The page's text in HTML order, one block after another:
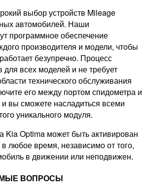
выбор устройств Mileage
автомобилей. Наши
программное обеспечение
производителя и модели, чтобы
безупречно. Процесс
для всех моделей и не требует
технического обслуживания
его между портом спидометра и
вы сможете насладиться всеми
уникального модуля.
Kia Optima может быть активирован
любое время, независимо от того,
в движении или неподвижен.
ВОПРОСЫ